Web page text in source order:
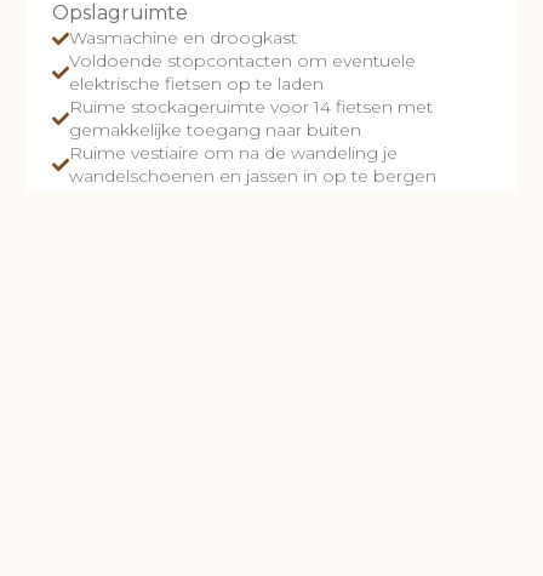
Opslagruimte
Wasmachine en droogkast
Voldoende stopcontacten om eventuele
elektrische fietsen op te laden
Ruime stockageruimte voor 14 fietsen met
gemakkelijke toegang naar buiten
Ruime vestiaire om na de wandeling je
wandelschoenen en jassen in op te bergen